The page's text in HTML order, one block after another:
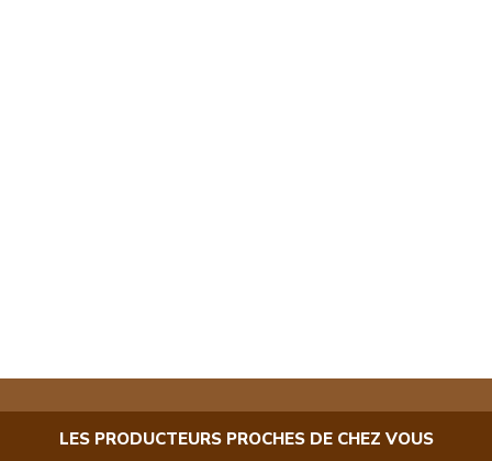
LES PRODUCTEURS PROCHES DE CHEZ VOUS